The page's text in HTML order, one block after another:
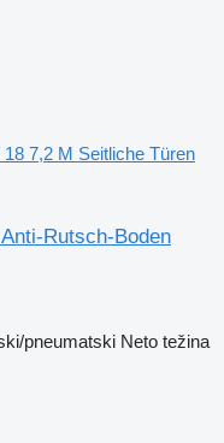
18 7,2 M Seitliche Türen
Rutsch-Boden
pneumatski Neto težina